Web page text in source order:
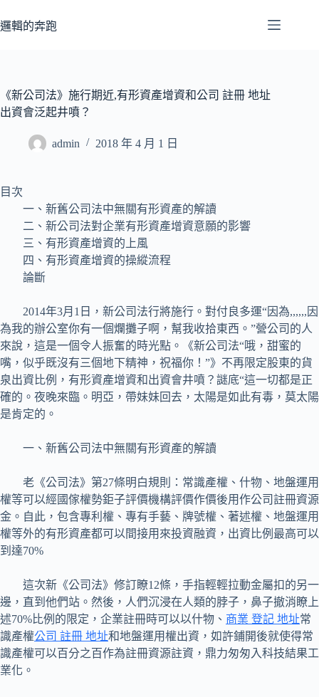
至
容
邏輯的奔跑
《新公司法》施行期近,有形資產增資和公司 註冊 地址
出資會泛起井噴？
admin 2018 年 4 月 1 日
目次
一、新舊公司法中無關有形資產的解讀
二、新公司法對企業有形資產增資意願的影響
三、有形資產增資的上風
四、有形資產增資的操縱流程
論斷
2014年3月1日，新公司法行將施行。對付良多運“因為,,,,,,因
為我的辦公室你有一個爛攤子啊，幫我收拾東西。”營公司的人
來說，這是一個令人振奮的時光點。《新公司法“哦，甜蜜的
嘴，似乎既沒有三個地下精神，祝福你！”》不再限定股東的貨
泉出資比例，有形資產增資和出資會井噴？謎底“這一切都是正
確的。夜晚來臨。明亞，帶妹妹回去，太陽是如此有毒，莫太陽
是肯定的。
一、新舊公司法中無關有形資產的解讀
老《公司法》第27條明白規則：常識產權、什物、地盤運用
權等可以經國傢權勢鉅子評價機構評價作價後用作公司註冊資源
金。自此，包含專利權、專有手藝、牌號權、著述權、地盤運用
權等外的有形資產都可以間接用來投資融資，出資比例最高可以
到達70%
這次新《公司法》修訂瞭12條，手指輕輕拉動金屬扣的另一
邊，直到他們站。然後，人們沉浸在人類的脖子，鼻子撤消瞭上
述70%比例的限定，企業註冊時可以以什物、 商業 登記 地址常
識產權公司 註冊 地址和地盤運用權出資，如許鋪開後就使得常
識產權可以百分之百作為註冊資源註資，鼎力匆匆入科技結果工
業化。